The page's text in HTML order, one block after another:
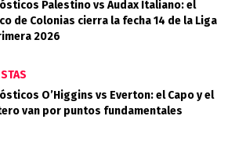
Palestino vs Audax Italiano: el
de Colonias cierra la fecha 14 de la Liga
2026
O’Higgins vs Everton: el Capo y el
van por puntos fundamentales